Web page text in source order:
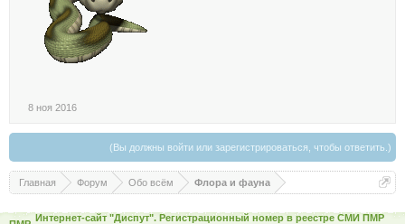
8 ноя 2016
(Вы должны войти или зарегистрироваться, чтобы ответить.)
Главная Форум Обо всём Флора и фауна
Интернет-сайт "Диспут". Регистрационный номер в реестре СМИ ПМР